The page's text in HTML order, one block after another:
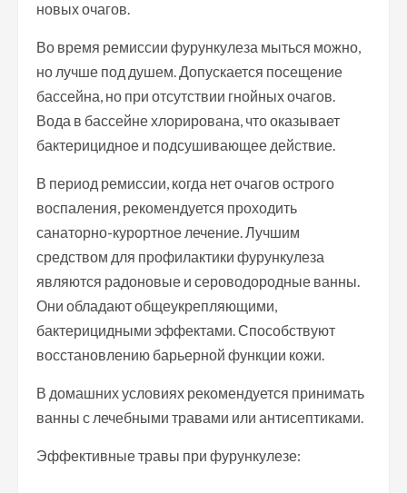
новых очагов.
Во время ремиссии фурункулеза мыться можно,
но лучше под душем. Допускается посещение
бассейна, но при отсутствии гнойных очагов.
Вода в бассейне хлорирована, что оказывает
бактерицидное и подсушивающее действие.
В период ремиссии, когда нет очагов острого
воспаления, рекомендуется проходить
санаторно-курортное лечение. Лучшим
средством для профилактики фурункулеза
являются радоновые и сероводородные ванны.
Они обладают общеукрепляющими,
бактерицидными эффектами. Способствуют
восстановлению барьерной функции кожи.
В домашних условиях рекомендуется принимать
ванны с лечебными травами или антисептиками.
Эффективные травы при фурункулезе: